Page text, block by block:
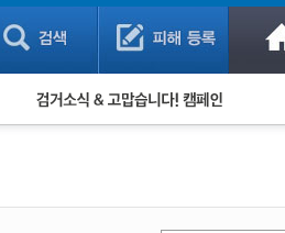
검거 소식